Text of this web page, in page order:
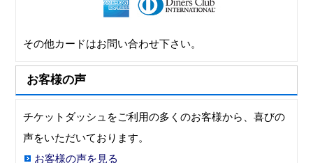
その他カードはお問い合わせ下さい。
お客様の声
チケットダッシュをご利用の多くのお客様から、喜びの
声をいただいております。
お客様の声を見る